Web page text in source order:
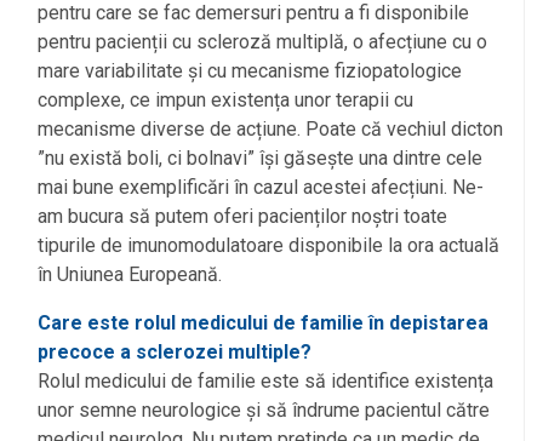
pentru care se fac demersuri pentru a fi disponibile
pentru pacienții cu scleroză multiplă, o afecțiune cu o
mare variabilitate și cu mecanisme fiziopatologice
complexe, ce impun existența unor terapii cu
mecanisme diverse de acțiune. Poate că vechiul dicton
”nu există boli, ci bolnavi” își găsește una dintre cele
mai bune exemplificări în cazul acestei afecțiuni. Ne-
am bucura să putem oferi pacienților noștri toate
tipurile de imunomodulatoare disponibile la ora actuală
în Uniunea Europeană.
Care este rolul medicului de familie în depistarea
precoce a sclerozei multiple?
Rolul medicului de familie este să identifice existența
unor semne neurologice și să îndrume pacientul către